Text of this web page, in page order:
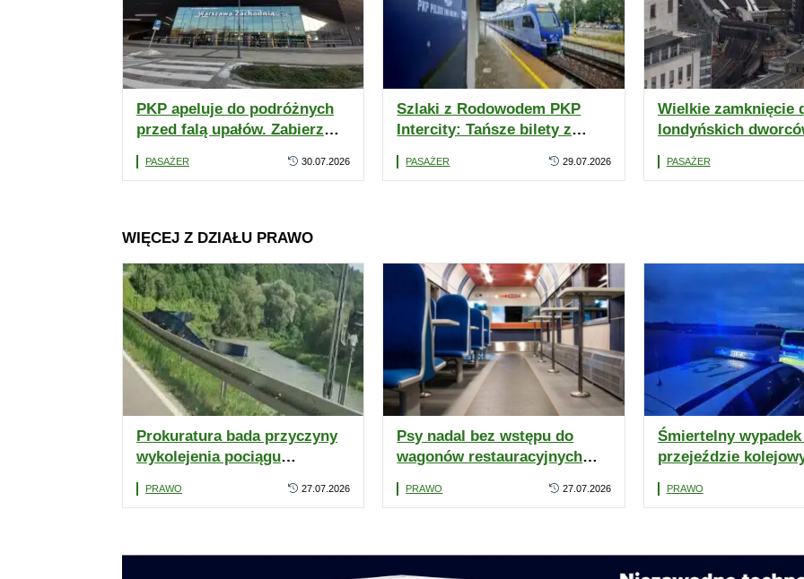
PKP apeluje do podróżnych
przed falą upałów. Zabierz
podróży
PASAŻER 30.07.2026
Szlaki z Rodowodem PKP
Intercity: Tańsze bilety z
i Radomia
PASAŻER 29.07.2026
Wielkie zamknięcie
londyńskich
metrze i autobusach
PASAŻER
WIĘCEJ Z DZIAŁU PRAWO
Prokuratura bada przyczyny
wykolejenia pociągu
PRAWO 27.07.2026
Psy nadal bez wstępu do
wagonów restauracyjnych
planuje zmian
PRAWO 27.07.2026
Śmiertelny wypadek
przejeździe
wyjaśnia
PRAWO